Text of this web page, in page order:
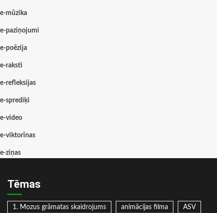
e-mūzika
e-paziņojumi
e-poēzija
e-raksti
e-refleksijas
e-sprediķi
e-video
e-viktorīnas
e-ziņas
Tēmas
1. Mozus grāmatas skaidrojums animācijas filma ASV